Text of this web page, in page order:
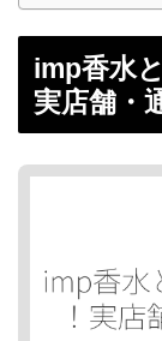
imp香水
実店舗・